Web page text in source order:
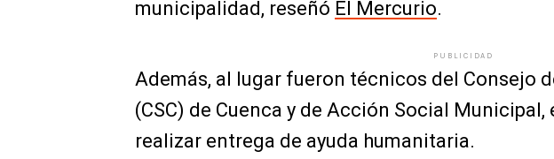
municipalidad, reseñó El Mercurio.
PUBLICIDAD
Además, al lugar fueron técnicos del Consejo
(CSC) de Cuenca y de Acción Social
realizar entrega de ayuda humanitaria.